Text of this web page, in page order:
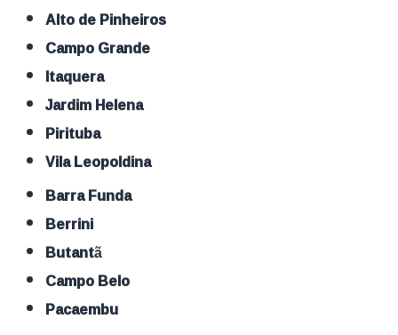
Alto de Pinheiros
Campo Grande
Itaquera
Jardim Helena
Pirituba
Vila Leopoldina
Barra Funda
Berrini
Butantã
Campo Belo
Pacaembu